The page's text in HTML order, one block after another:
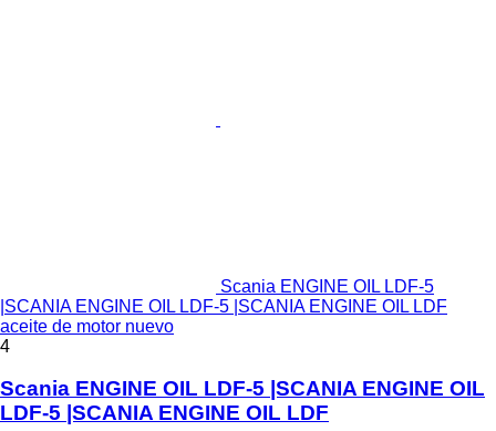
Scania ENGINE OIL LDF-5
|SCANIA ENGINE OIL LDF-5 |SCANIA ENGINE OIL LDF
aceite de motor nuevo
4
Scania ENGINE OIL LDF-5 |SCANIA ENGINE OIL
LDF-5 |SCANIA ENGINE OIL LDF